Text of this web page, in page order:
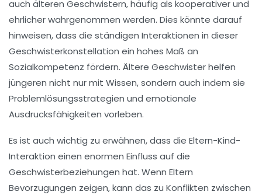
auch älteren Geschwistern, häufig als kooperativerund
ehrlicherwahrgenommen werden. Dies könnte darauf
hinweisen, dass die ständigen Interaktionen in dieser
Geschwisterkonstellation ein hohes Maß an
Sozialkompetenz fördern. Ältere Geschwister helfen
jüngeren nicht nur mit Wissen, sondern auch indem sie
Problemlösungsstrategien und emotionale
Ausdrucksfähigkeiten vorleben.
Es ist auch wichtig zu erwähnen, dass die Eltern-Kind-
Interaktion einen enormen Einfluss auf die
Geschwisterbeziehungen hat. Wenn Eltern
Bevorzugungen zeigen, kann das zu Konflikten zwischen